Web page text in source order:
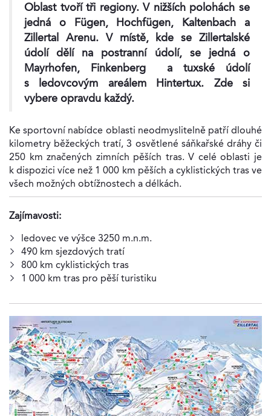
Oblast tvoří tři regiony. V nižších polohách se
jedná o Fügen, Hochfügen, Kaltenbach a
Zillertal Arenu. V místě, kde se Zillertalské
údolí dělí na postranní údolí, se jedná o
Mayrhofen, Finkenberg a tuxské údolí
s ledovcovým areálem Hintertux. Zde si
vybere opravdu každý.
Ke sportovní nabídce oblasti neodmyslitelně patří dlouhé
kilometry běžeckých tratí, 3 osvětlené sáňkařské dráhy či
250 km značených zimních pěších tras. V celé oblasti je
k dispozici více než 1 000 km pěších a cyklistických tras ve
všech možných obtížnostech a délkách.
Zajímavosti:
ledovec ve výšce 3250 m.n.m.
490 km sjezdových tratí
800 km cyklistických tras
1 000 km tras pro pěší turistiku